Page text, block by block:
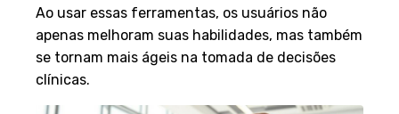
Ao usar essas ferramentas, os usuários não
apenas melhoram suas habilidades, mas também
se tornam mais ágeis na tomada de decisões
clínicas.